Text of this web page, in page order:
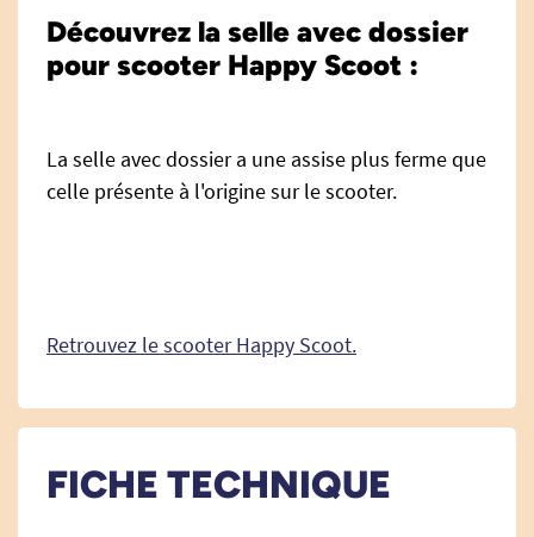
Découvrez la selle avec dossier
pour scooter Happy Scoot :
La selle avec dossier a une assise plus ferme que
celle présente à l'origine sur le scooter.
Retrouvez le scooter Happy Scoot.
FICHE TECHNIQUE